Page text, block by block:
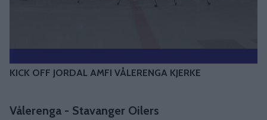
KICK OFF JORDAL AMFI VÅLERENGA KJERKE
Vålerenga - Stavanger Oilers